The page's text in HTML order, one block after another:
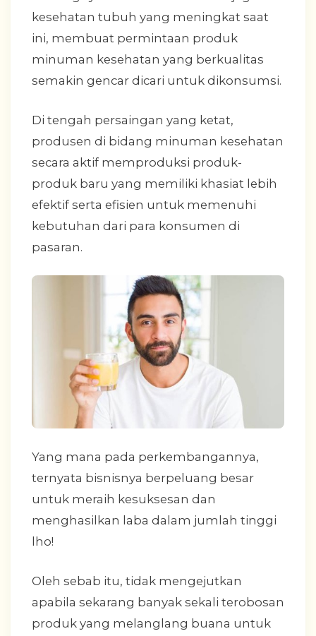
kesehatan tubuh yang meningkat saat
ini, membuat permintaan produk
minuman kesehatan yang berkualitas
semakin gencar dicari untuk dikonsumsi.
Di tengah persaingan yang ketat,
produsen di bidang minuman kesehatan
secara aktif memproduksi produk-
produk baru yang memiliki khasiat lebih
efektif serta efisien untuk memenuhi
kebutuhan dari para konsumen di
pasaran.
Yang mana pada perkembangannya,
ternyata bisnisnya berpeluang besar
untuk meraih kesuksesan dan
menghasilkan laba dalam jumlah tinggi
lho!
Oleh sebab itu, tidak mengejutkan
apabila sekarang banyak sekali terobosan
produk yang melanglang buana untuk